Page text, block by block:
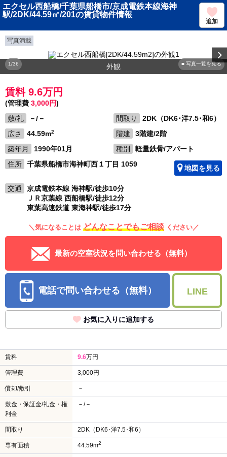
エクセル西船橋/千葉県船橋市/京成電鉄本線海神
駅/2DK/44.59㎡/201の賃貸物件情報
追加
写真満載
■ 写真一覧を見る
1/36 外観
賃料 9.6万円
(管理費 3,000円)
敷/礼
－/－ 間取り
2DK（DK6･洋7.5･和6）
広さ
44.59m2 階建
3階建/2階
築年月
1990年01月 種別
軽量鉄骨/アパート
住所
千葉県船橋市海神町西１丁目 1059 地図を見る
交通
京成電鉄本線 海神駅/徒歩10分
ＪＲ京葉線 西船橋駅/徒歩12分
東葉高速鉄道 東海神駅/徒歩17分
＼気になることは どんなことでもご相談 ください／
最新の空室状況を問い合わせる（無料）
電話で問い合わせる（無料） LINE
お気に入りに追加する
賃料 9.6万円
管理費 3,000円
償却/敷引 －
敷金・保証金/礼金・権
利金
－/－
間取り 2DK（DK6･洋7.5･和6）
専有面積 44.59m2